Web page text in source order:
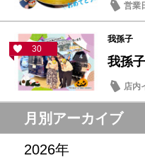
営業
30
我孫子
我孫
店内
月別アーカイブ
2026年